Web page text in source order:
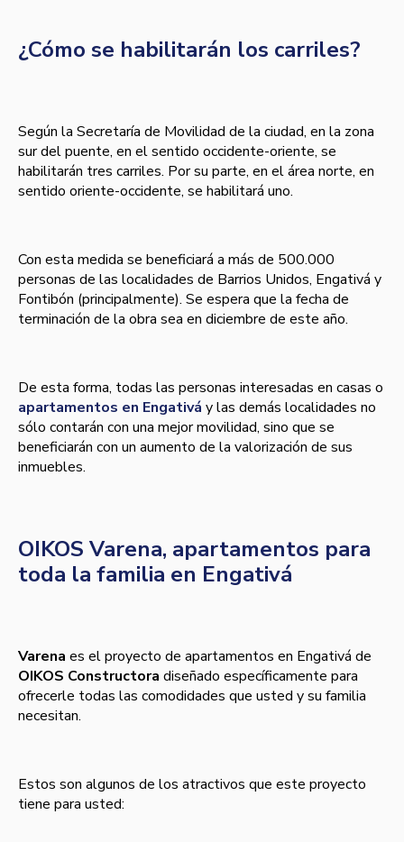
¿Cómo se habilitarán los carriles?
Según la Secretaría de Movilidad de la ciudad, en la zona
sur del puente, en el sentido occidente-oriente, se
habilitarán tres carriles. Por su parte, en el área norte, en
sentido oriente-occidente, se habilitará uno.
Con esta medida se beneficiará a más de 500.000
personas de las localidades de Barrios Unidos, Engativá y
Fontibón (principalmente). Se espera que la fecha de
terminación de la obra sea en diciembre de este año.
De esta forma, todas las personas interesadas en casas o
apartamentos en Engativá y las demás localidades no
sólo contarán con una mejor movilidad, sino que se
beneficiarán con un aumento de la valorización de sus
inmuebles.
OIKOS Varena, apartamentos para
toda la familia en Engativá
Varena es el proyecto de apartamentos en Engativá de
OIKOS Constructora diseñado específicamente para
ofrecerle todas las comodidades que usted y su familia
necesitan.
Estos son algunos de los atractivos que este proyecto
tiene para usted: